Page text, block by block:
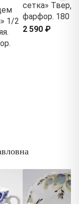
1/2
сетка»
фарфор. 180
2 590 ₽